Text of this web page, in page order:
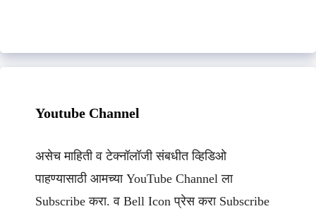
Youtube Channel
असेच माहिती व टेक्नॉलॉजी संबधीत व्हिडिओ
पाहण्यासाठी आमच्या YouTube Channel ला
Subscribe करा. व Bell Icon प्रेस करा Subscribe